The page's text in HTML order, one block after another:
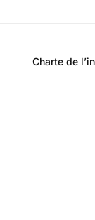
Charte de